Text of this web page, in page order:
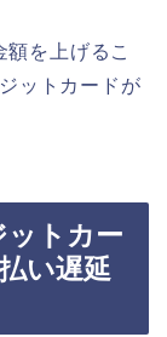
を上げるこ
ットカードが
ットカー
い遅延